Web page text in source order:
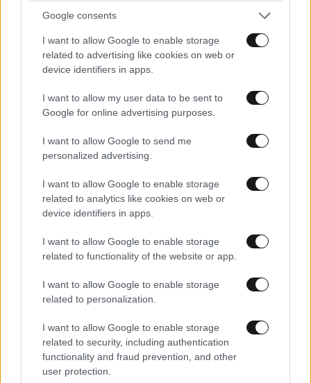
Google consents
I want to allow Google to enable storage
related to advertising like cookies on web or
device identifiers in apps.
I want to allow my user data to be sent to
Google for online advertising purposes.
I want to allow Google to send me
personalized advertising.
I want to allow Google to enable storage
related to analytics like cookies on web or
device identifiers in apps.
I want to allow Google to enable storage
related to functionality of the website or app.
I want to allow Google to enable storage
related to personalization.
I want to allow Google to enable storage
related to security, including authentication
functionality and fraud prevention, and other
user protection.
Ογκολόγοι προειδοποιούν: Αυτές οι τροφές,
βγάλετε από την καθημερινότητά σας
ΚΟΣΜΟΣ 08·08·2026 04:58
Στα ίχνη της «Αράχνης» του Άσαντ: Ο
άνθρωπος των βασανιστηρίων της Συρίας
εντοπίστηκε στη Ρωσία